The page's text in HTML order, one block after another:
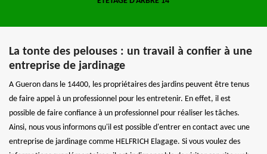
La tonte des pelouses : un travail à confier à une
entreprise de jardinage
A Gueron dans le 14400, les propriétaires des jardins peuvent être tenus
de faire appel à un professionnel pour les entretenir. En effet, il est
possible de faire confiance à un professionnel pour réaliser les tâches.
Ainsi, nous vous informons qu'il est possible d'entrer en contact avec une
entreprise de jardinage comme HELFRICH Elagage. Si vous voulez des